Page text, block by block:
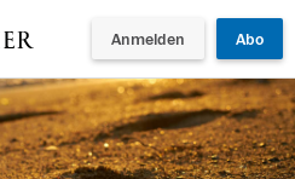
Anmelden Abo